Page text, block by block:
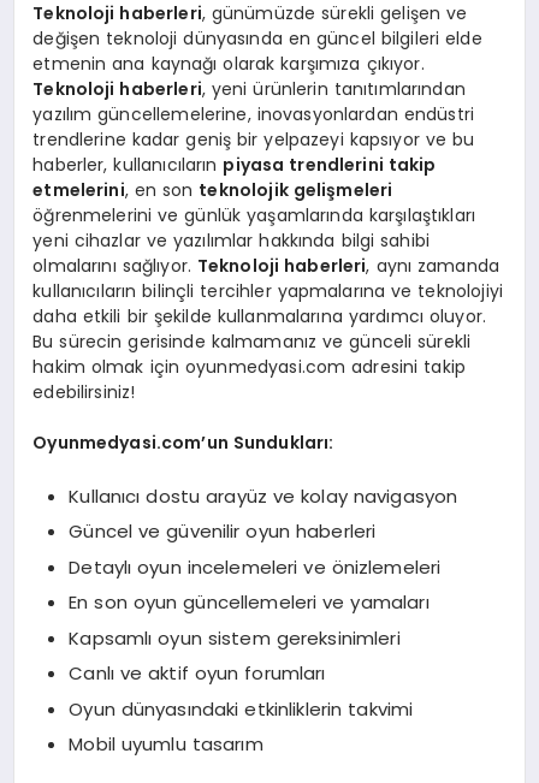
Teknoloji haberleri, günümüzde sürekli gelişen ve
değişen teknoloji dünyasında en güncel bilgileri elde
etmenin ana kaynağı olarak karşımıza çıkıyor.
Teknoloji haberleri, yeni ürünlerin tanıtımlarından
yazılım güncellemelerine, inovasyonlardan endüstri
trendlerine kadar geniş bir yelpazeyi kapsıyor ve bu
haberler, kullanıcıların piyasa trendlerini takip
etmelerini, en son teknolojik gelişmeleri
öğrenmelerini ve günlük yaşamlarında karşılaştıkları
yeni cihazlar ve yazılımlar hakkında bilgi sahibi
olmalarını sağlıyor. Teknoloji haberleri, aynı zamanda
kullanıcıların bilinçli tercihler yapmalarına ve teknolojiyi
daha etkili bir şekilde kullanmalarına yardımcı oluyor.
Bu sürecin gerisinde kalmamanız ve günceli sürekli
hakim olmak için oyunmedyasi.com adresini takip
edebilirsiniz!
Oyunmedyasi.com’un Sundukları:
Kullanıcı dostu arayüz ve kolay navigasyon
Güncel ve güvenilir oyun haberleri
Detaylı oyun incelemeleri ve önizlemeleri
En son oyun güncellemeleri ve yamaları
Kapsamlı oyun sistem gereksinimleri
Canlı ve aktif oyun forumları
Oyun dünyasındaki etkinliklerin takvimi
Mobil uyumlu tasarım